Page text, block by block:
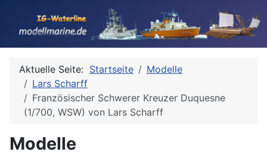
Aktuelle Seite: Startseite
Modelle
Lars Scharff
Französischer Schwerer Kreuzer Duquesne
(1/700, WSW) von Lars Scharff
Modelle